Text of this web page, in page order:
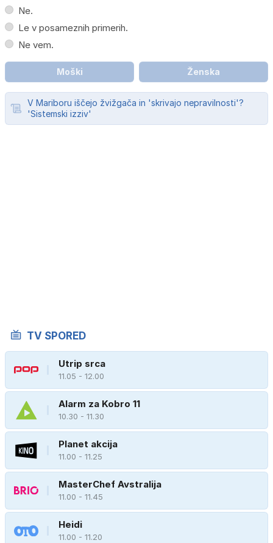
Ne.
Le v posameznih primerih.
Ne vem.
Moški Ženska
V Mariboru iščejo žvižgača in 'skrivajo nepravilnosti'?
'Sistemski izziv'
TV SPORED
Utrip srca
11.05 - 12.00
Alarm za Kobro 11
10.30 - 11.30
Planet akcija
11.00 - 11.25
MasterChef Avstralija
11.00 - 11.45
Heidi
11.00 - 11.20